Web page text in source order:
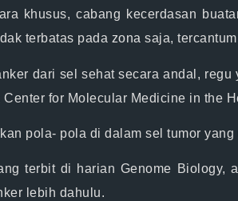
khusus, cabang kecerdasan
terbatas pada zona saja,
dari sel sehat secara andal,
for Molecular Medicine in the
pola- pola di dalam sel tumor
terbit di harian Genome Biology,
lebih dahulu.